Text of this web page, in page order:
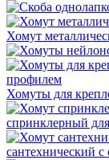
Хомут
Хомуты для
спринклерный
сантехнический